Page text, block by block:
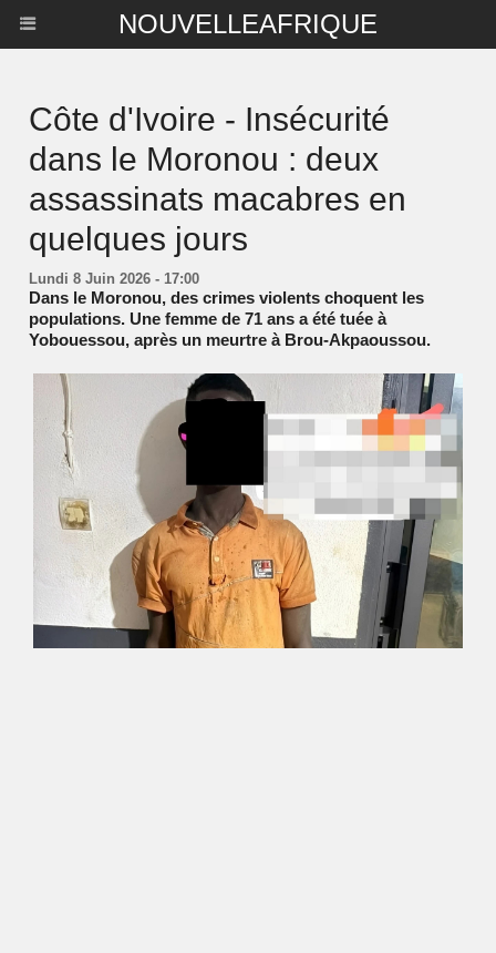
NOUVELLEAFRIQUE
Côte d'Ivoire - Insécurité
dans le Moronou : deux
assassinats macabres en
quelques jours
Lundi 8 Juin 2026 - 17:00
Dans le Moronou, des crimes violents choquent les
populations. Une femme de 71 ans a été tuée à
Yobouessou, après un meurtre à Brou-Akpaoussou.